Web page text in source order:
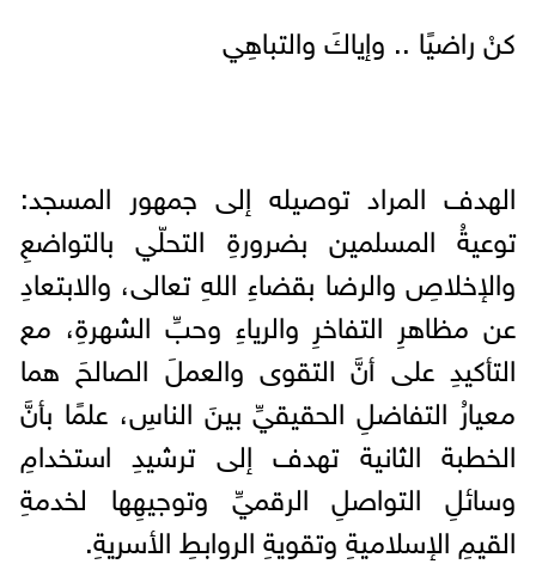
كنْ راضيًا .. وإياكَ والتباهِي
الهدف المراد توصيله إلى جمهور المسجد:
توعيةُ المسلمين بضرورةِ التحلّي بالتواضعِ
والإخلاصِ والرضا بقضاءِ اللهِ تعالى، والابتعادِ
عن مظاهرِ التفاخرِ والرياءِ وحبِّ الشهرةِ، مع
التأكيدِ على أنَّ التقوى والعملَ الصالحَ هما
معيارُ التفاضلِ الحقيقيِّ بينَ الناسِ، علمًا بأنَّ
الخطبة الثانية تهدف إلى ترشيدِ استخدامِ
وسائلِ التواصلِ الرقميِّ وتوجيهِها لخدمةِ
القيمِ الإسلاميةِ وتقويةِ الروابطِ الأسريةِ.